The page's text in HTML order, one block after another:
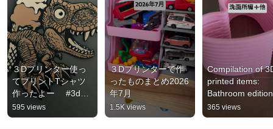
３Dプリンター使っ
てプリントTシャツ
作ったよー　 #3dプ
リンター 　#工作
595 views
３Dプリンターで作
ったものまとめ2026
年7月
1.5K views
Compilation of
printed items:
Bathroom
others #shorts
#seijunatsumegu
365 views